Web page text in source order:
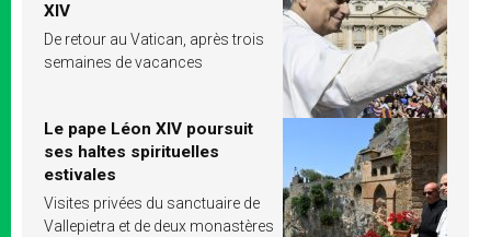
XIV
De retour au Vatican, après trois
semaines de vacances
Le pape Léon XIV poursuit
ses haltes spirituelles
estivales
Visites privées du sanctuaire de
Vallepietra et de deux monastères